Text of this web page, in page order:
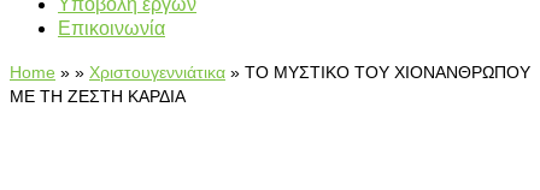
Επικοινωνία
Home » » Χριστουγεννιάτικα » ΤΟ ΜΥΣΤΙΚΟ ΤΟΥ ΧΙΟΝΑΝΘΡΩΠΟΥ
ΜΕ ΤΗ ΖΕΣΤΗ ΚΑΡΔΙΑ